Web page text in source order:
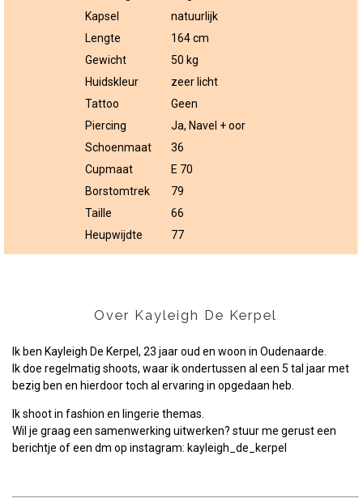
Kapsel
natuurlijk
Lengte
164 cm
Gewicht
50 kg
Huidskleur
zeer licht
Tattoo
Geen
Piercing
Ja, Navel + oor
Schoenmaat
36
Cupmaat
E 70
Borstomtrek
79
Taille
66
Heupwijdte
77
Over Kayleigh De Kerpel
Ik ben Kayleigh De Kerpel, 23 jaar oud en woon in Oudenaarde.
Ik doe regelmatig shoots, waar ik ondertussen al een 5 tal jaar met
bezig ben en hierdoor toch al ervaring in opgedaan heb.
Ik shoot in fashion en lingerie themas.
Wil je graag een samenwerking uitwerken? stuur me gerust een
berichtje of een dm op instagram: kayleigh_de_kerpel